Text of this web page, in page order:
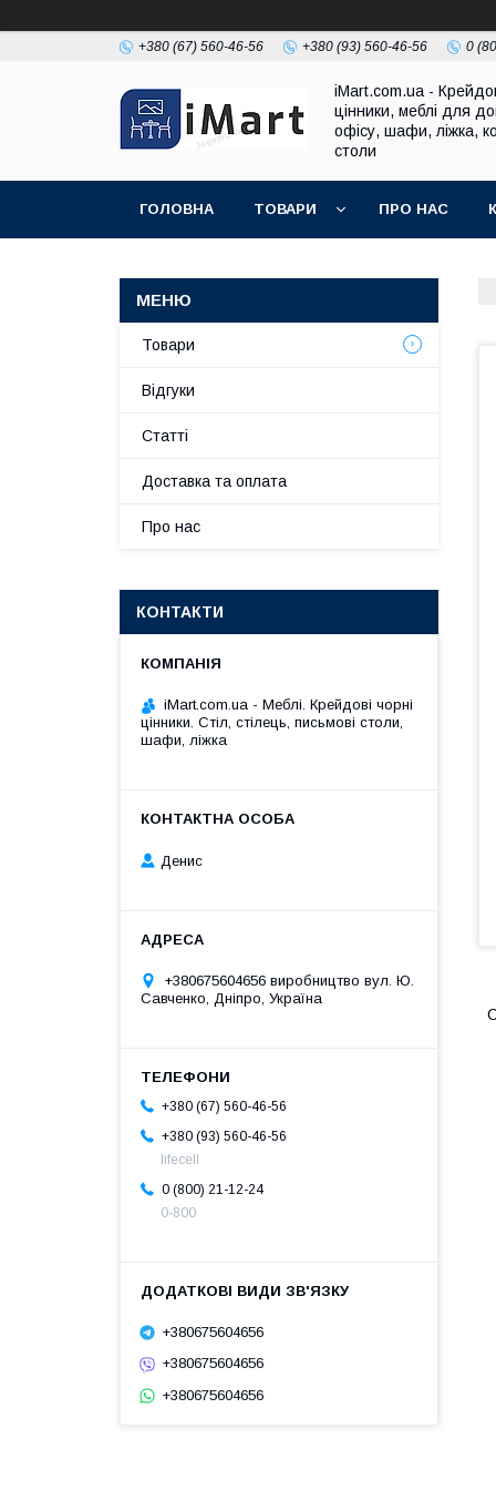
+380 (67) 560-46-56 +380 (93) 560-46-56 0
iMart.com.ua -
цінники, меблі для
офісу, шафи, ліжка,
столи
ГОЛОВНА ТОВАРИ ПРО НАС
Товари
Відгуки
Cтатті
Доставка та оплата
Про нас
КОНТАКТИ
iMart.com.ua - Меблі. Крейдові чорні
цінники. Стіл, стілець, письмові столи,
шафи, ліжка
Денис
+380675604656 виробництво вул. Ю.
Савченко, Дніпро, Україна
+380 (67) 560-46-56
+380 (93) 560-46-56
lifecell
0 (800) 21-12-24
0-800
+380675604656
+380675604656
+380675604656